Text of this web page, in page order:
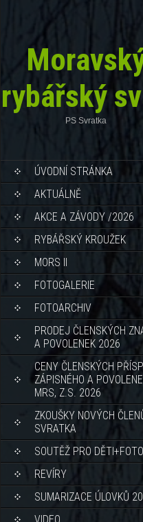
rybářský
PS Svratka
ÚVODNÍ STRÁNKA
AKTUÁLNĚ
AKCE A ZÁVODY /2026
RYBÁŘSKÝ KROUŽEK
MORS II
FOTOGALERIE
FOTOARCHIV
PRODEJ ČLENSKÝCH
A POVOLENEK 2026
CENY ČLENSKÝCH
ZÁPISNÉHO A
MRS, Z.S. 2026
ZKOUŠKY NOVÝCH
SVRATKA
SOUTĚŽ PRO
REVÍRY
SUMARIZACE ÚLOVKŮ